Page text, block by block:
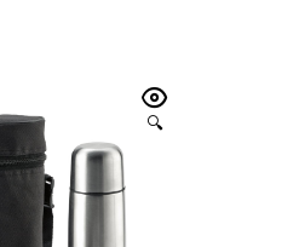
🔍